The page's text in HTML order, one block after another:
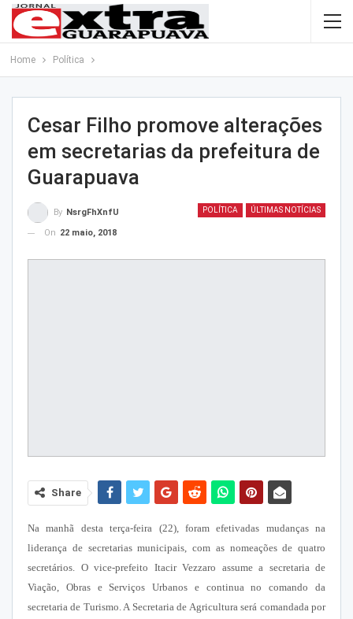
Home Política
Cesar Filho promove alterações
em secretarias da prefeitura de
Guarapuava
POLÍTICA ÚLTIMAS NOTÍCIAS
By NsrgFhXnfU
On 22 maio, 2018
Share
Na manhã desta terça-feira (22), foram efetivadas mudanças na
liderança de secretarias municipais, com as nomeações de quatro
secretários. O vice-prefeito Itacir Vezzaro assume a secretaria de
Viação, Obras e Serviços Urbanos e continua no comando da
secretaria de Turismo. A Secretaria de Agricultura será comandada por